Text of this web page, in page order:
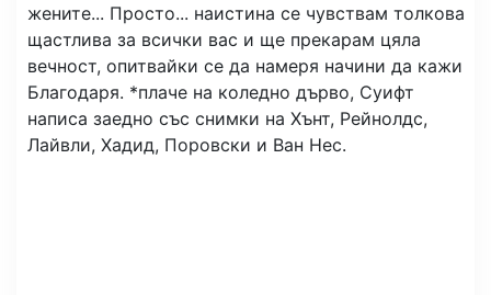
жените... Просто... наистина се чувствам толкова
щастлива за всички вас и ще прекарам цяла
вечност, опитвайки се да намеря начини да кажи
Благодаря. *плаче на коледно дърво, Суифт
написа заедно със снимки на Хънт, Рейнолдс,
Лайвли, Хадид, Поровски и Ван Нес.